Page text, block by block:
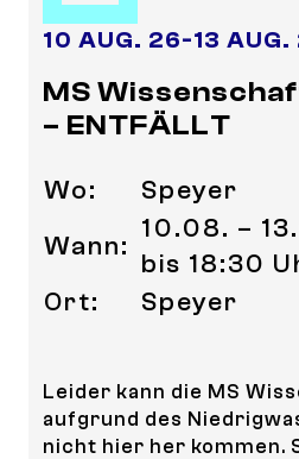
10 AUG. 26-13 AUG.
MS
– ENTFÄLLT
Wo:
Speyer
Wann:
10.08. –
bis 18:30
Ort:
Speyer
Leider kann die MS
aufgrund des
nicht hier her kommen.